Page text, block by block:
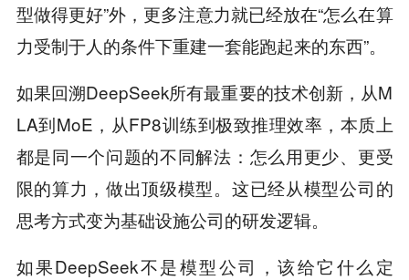
型做得更好”外，更多注意力就已经放在“怎么在算
力受制于人的条件下重建一套能跑起来的东西”。
如果回溯DeepSeek所有最重要的技术创新，从M
LA到MoE，从FP8训练到极致推理效率，本质上
都是同一个问题的不同解法：怎么用更少、更受
限的算力，做出顶级模型。这已经从模型公司的
思考方式变为基础设施公司的研发逻辑。
如果DeepSeek不是模型公司，该给它什么定